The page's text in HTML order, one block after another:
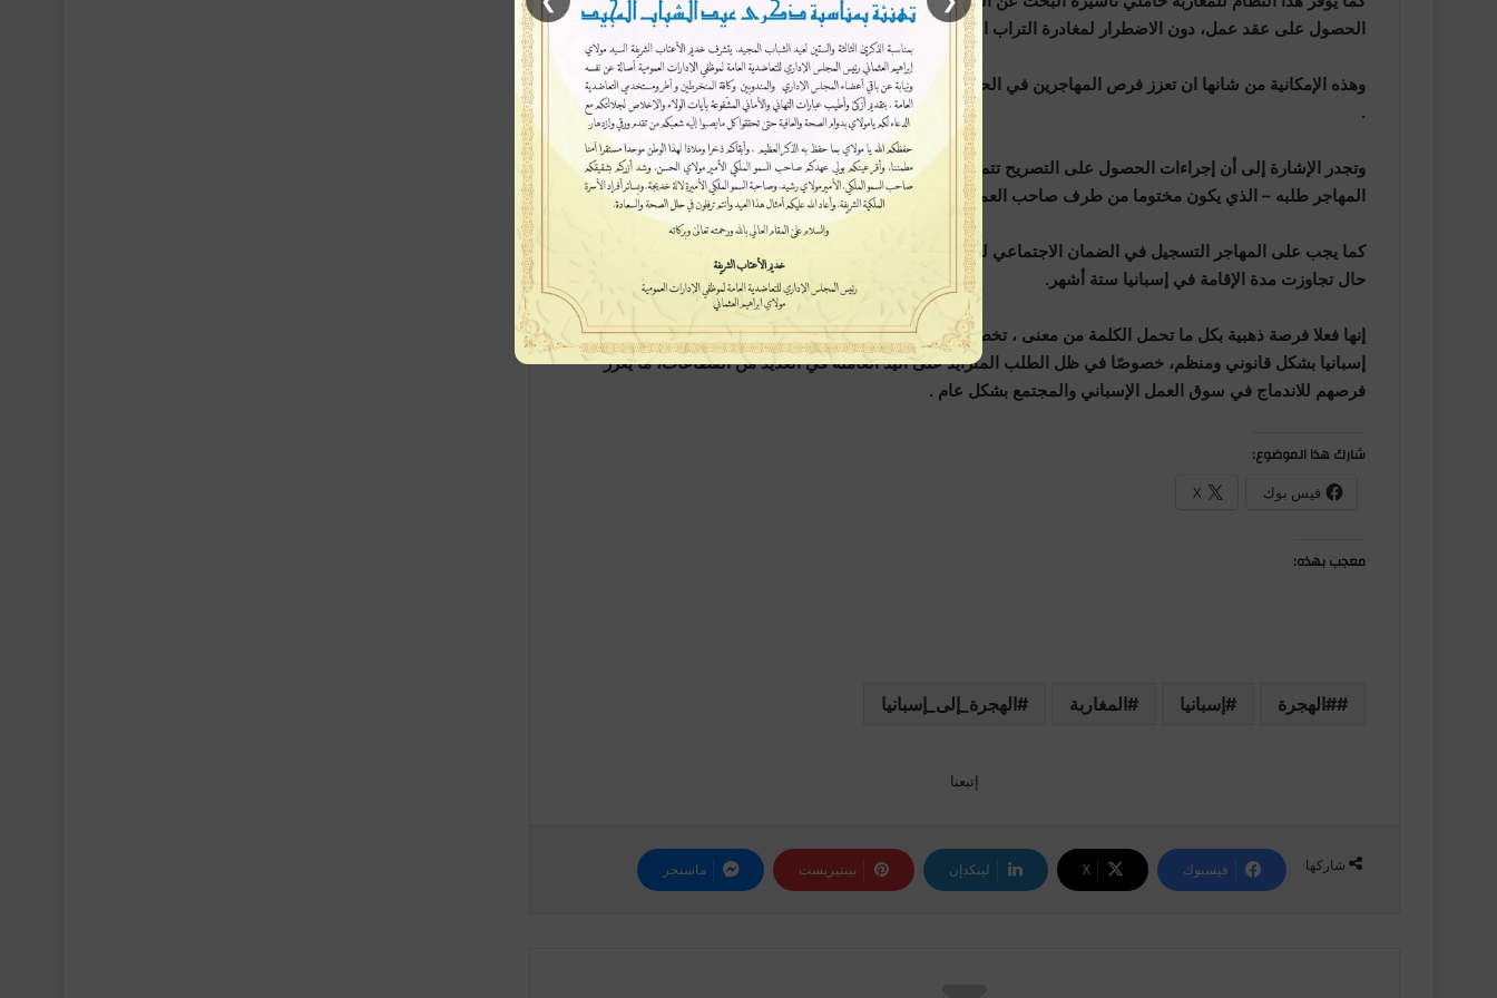
الحصول على عقد عمل، دون الاضطرار لمغادرة التراب الإسباني .
وهذه الإمكانية من شانها ان تعزز فرص المهاجرين في الحصول على وظائف كثيرة ومتنوعة داخل سوق العمل الإسباني
.
وتجدر الإشارة إلى أن إجراءات الحصول على التصريح تتم عبر مجموعة من الخطوات، اولاها التعاقد مع مشغّل، ثم يودع
المهاجر طلبه – الذي يكون مختوما من طرف صاحب العمل – لدى مصالح الهجرة ،.
كما يجب على المهاجر التسجيل في الضمان الاجتماعي لتفعيل التصريح. في النهاية، يتم استخراج بطاقة الإقامة في
حال تجاوزت مدة الإقامة في إسبانيا ستة أشهر.
إنها فعلا فرصة ذهبية بكل ما تحمل الكلمة من معنى ، تخص كل المهاجرين المغاربة الراغبين بالاستقرار والعمل في
إسبانيا بشكل قانوني ومنظم، خصوصًا في ظل الطلب المتزايد على اليد العاملة في العديد من القطاعات، ما يعزز
فرصهم للاندماج في سوق العمل الإسباني والمجتمع بشكل عام .
شارك هذا الموضوع:
فيس بوك X
معجب بهذه:
#الهجرة إسبانيا المغاربة الهجرة_إلى_إسبانيا
إتبعنا
شاركها فيسبوك ‫X لينكدإن بينتيريست ماسنجر